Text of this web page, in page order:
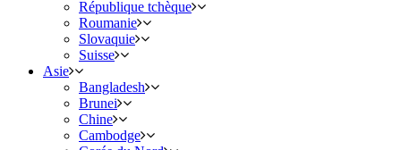
République tchèque
Roumanie
Slovaquie
Suisse
Asie
Bangladesh
Brunei
Chine
Cambodge